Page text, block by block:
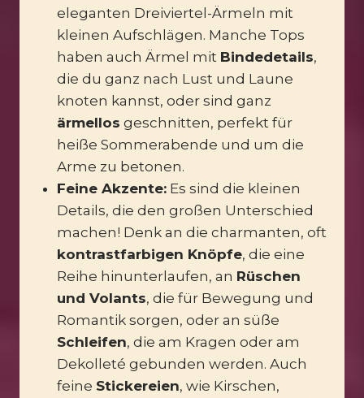
eleganten Dreiviertel-Ärmeln mit
kleinen Aufschlägen. Manche Tops
haben auch Ärmel mit Bindedetails,
die du ganz nach Lust und Laune
knoten kannst, oder sind ganz
ärmellos geschnitten, perfekt für
heiße Sommerabende und um die
Arme zu betonen.
Feine Akzente:Es sind die kleinen
Details, die den großen Unterschied
machen! Denk an die charmanten, oft
kontrastfarbigen Knöpfe, die eine
Reihe hinunterlaufen, an Rüschen
und Volants, die für Bewegung und
Romantik sorgen, oder an süße
Schleifen, die am Kragen oder am
Dekolleté gebunden werden. Auch
feine Stickereien, wie Kirschen,